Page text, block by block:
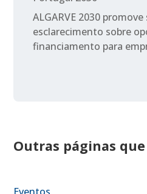
ALGARVE 2030
esclarecimento sobre
financiamento para
Outras páginas